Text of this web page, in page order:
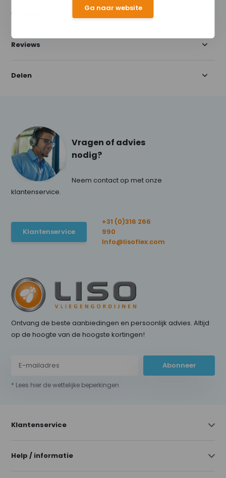
Reviews
Delen
Vragen of advies
nodig?
Neem contact op met onze
klantenservice.
Klantenservice
+31 (0)316 266
990
Info@lisoflex.com
Ontvang de beste aanbiedingen en persoonlijk advies. Altijd
op de hoogte van de hoogste kortingen!
Abonneer
* Lees hier de wettelijke beperkingen
Klantenservice
Help / informatie
Ga naar website